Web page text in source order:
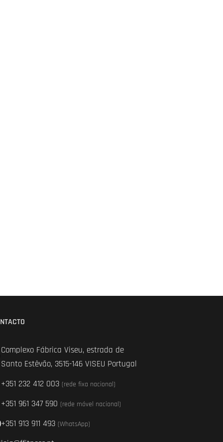
Complexo Fábrica Viseu, estrada de
Santo Estêvão, 3515-146 VISEU Portugal
+351 232 412 003 (rede fixa nacional)
+351 961 347 590 (rede móvel nacional)
+351 913 911 493 (WhatsApp)